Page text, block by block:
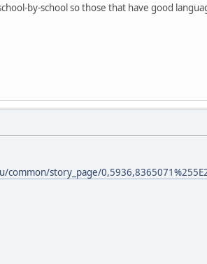
by-school so those that have good
common/story_page/